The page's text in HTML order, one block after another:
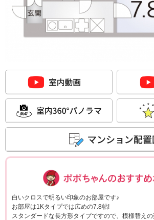
白いクロスで明るい印象のお部屋です♪
お部屋は1Kタイプでは広めの7.8帖!
スタンダードな長方形タイプですので、模様替え